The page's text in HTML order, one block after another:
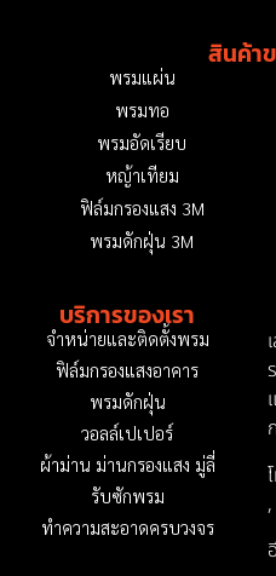
สินค้า
พรมแผ่น
พรมทอ
พรมอัดเรียบ
หญ้าเทียม
ฟิล์มกรองแสง 3M
พรมดักฝุ่น 3M
บริการของเรา
จำหน่ายและติดตั้งพรม
ฟิล์มกรองแสงอาคาร
พรมดักฝุ่น
วอลล์เปเปอร์
ผ้าม่าน ม่านกรองแสง มู่ลี่
รับซักพรม
ทำความสะอาดครบวงจร
,